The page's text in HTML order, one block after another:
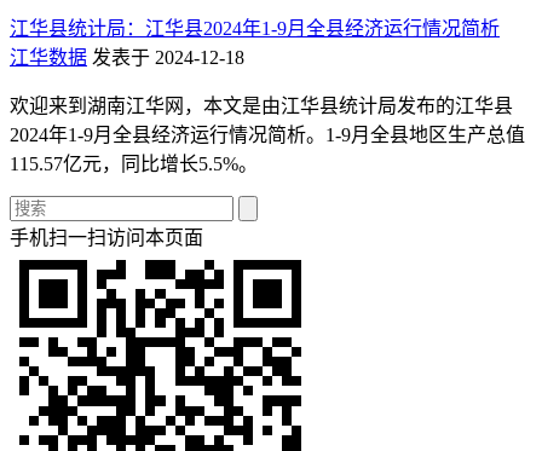
江华县统计局：江华县2024年1-9月全县经济运行情况简析
江华数据 发表于 2024-12-18
欢迎来到湖南江华网，本文是由江华县统计局发布的江华县
2024年1-9月全县经济运行情况简析。1-9月全县地区生产总值
115.57亿元，同比增长5.5%。
手机扫一扫访问本页面